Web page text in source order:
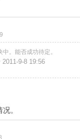
中。能否成功待定。
9-8 19:56
。